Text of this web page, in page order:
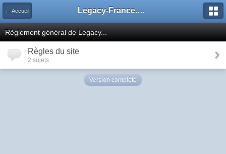
← Accueil Legacy-France.org - Forum
Règlement général de Legacy...
Règles du site
2 sujets
Version complète